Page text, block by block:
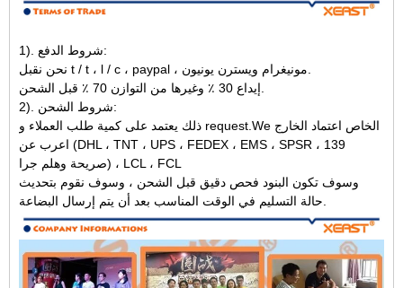
1). شروط الدفع:
نحن نقبل t / t ، l / c ، paypal ، مونيغرام ويسترن يونيون.
إيداع 30 ٪ وغيرها من التوازن 70 ٪ قبل الشحن.
2). شروط الشحن:
ذلك يعتمد على كمية طلب العملاء و request.We الخاص اعتماد الخارج
اعرب عن (DHL ، TNT ، UPS ، FEDEX ، EMS ، SPSR ، 139
صريحة وهلم جرا) ، LCL ، FCL
وسوف تكون البنود فحص دقيق قبل الشحن ، وسوف نقوم بتحديث
حالة التسليم في الوقت المناسب بعد أن يتم إرسال البضاعة.